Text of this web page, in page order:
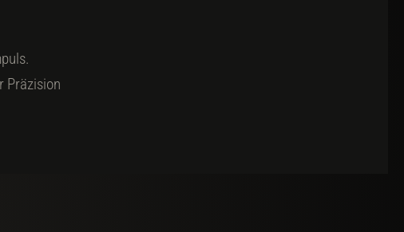
Präzision